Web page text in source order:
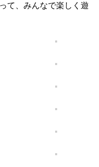
て、みんなで楽しく遊